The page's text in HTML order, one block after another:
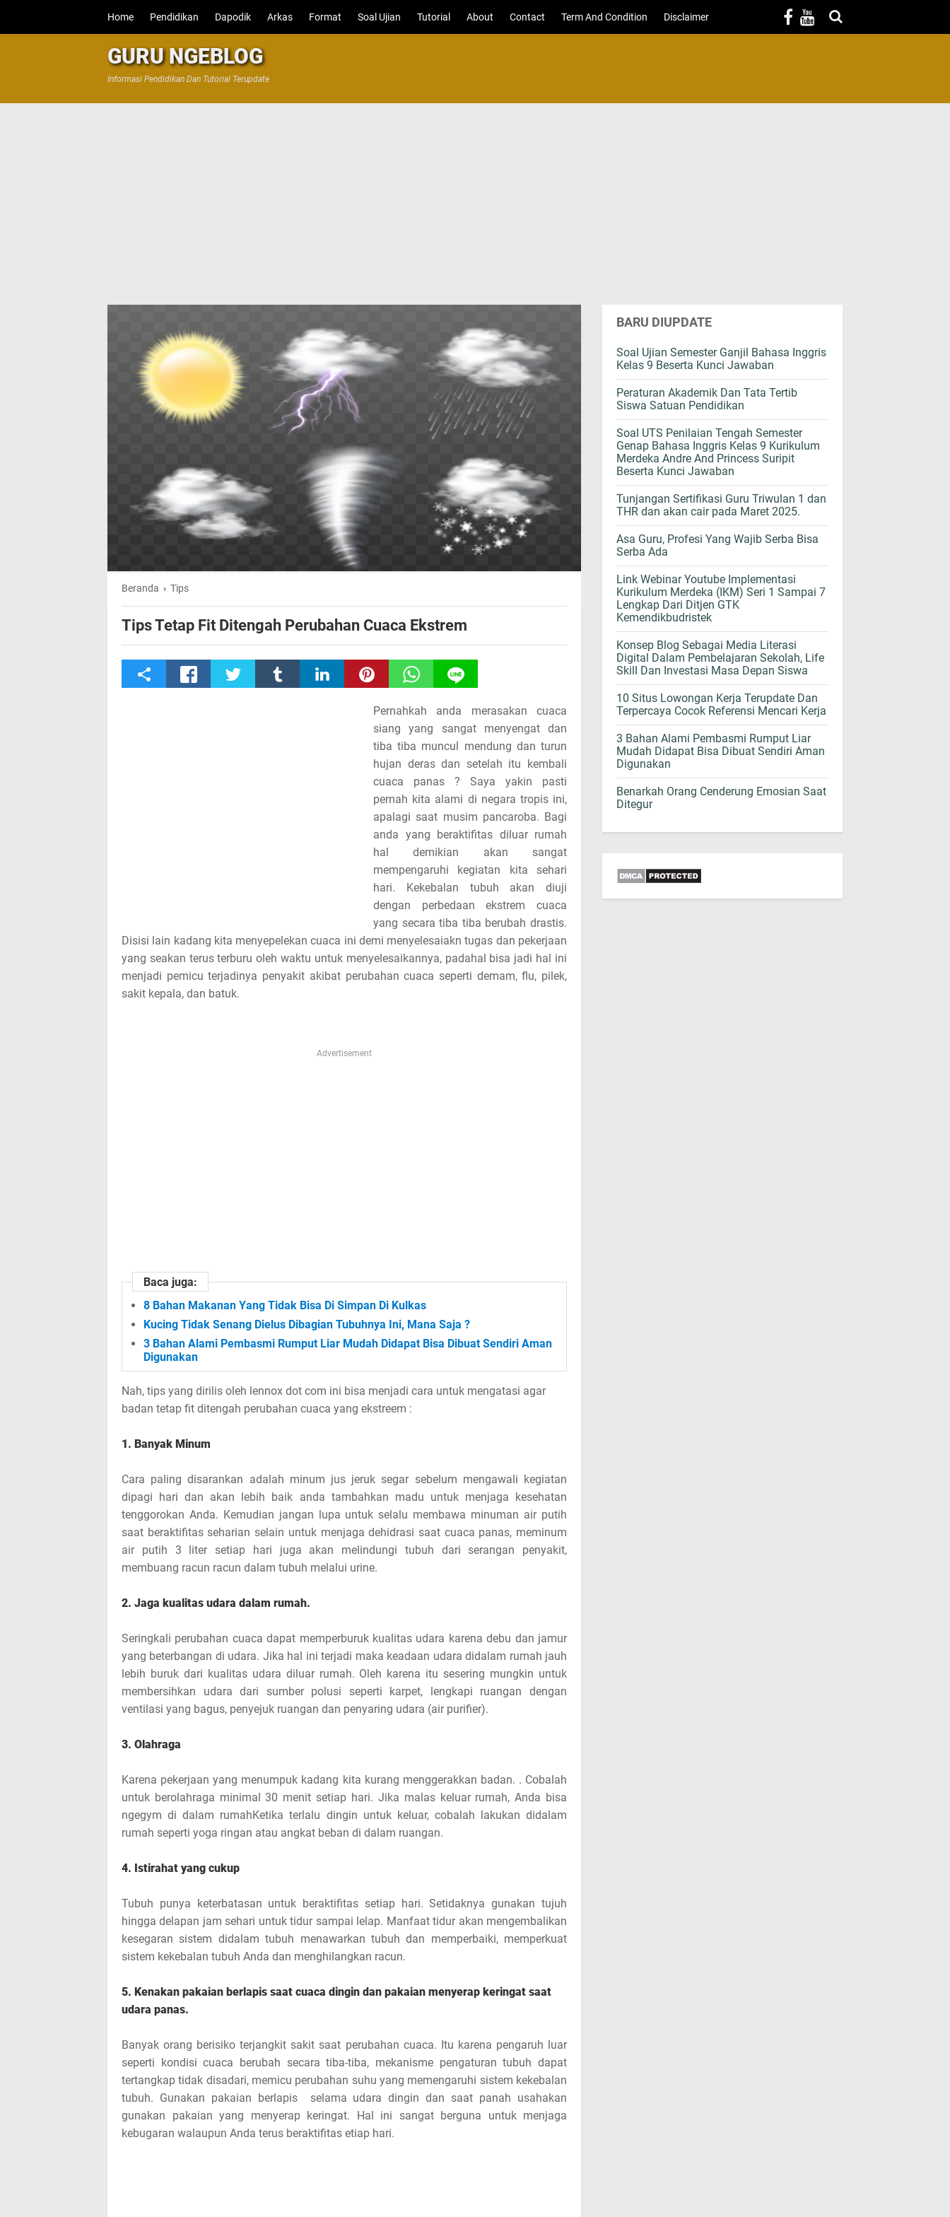
GURU NGEBLOG
Informasi Pendidikan Dan Tutorial Terupdate
Home Pendidikan Dapodik Arkas Format Soal Ujian Tutorial About Contact Term And Condition Disclaimer
Beranda › Tips
Tips Tetap Fit Ditengah Perubahan Cuaca Ekstrem
o
Pernahkah anda merasakan cuaca
siang yang sangat menyengat dan
tiba tiba muncul mendung dan turun
hujan deras dan setelah itu kembali
cuaca panas ? Saya yakin pasti
pernah kita alami di negara tropis ini,
apalagi saat musim pancaroba. Bagi
anda yang beraktifitas diluar rumah
hal demikian akan sangat
mempengaruhi kegiatan kita sehari
hari. Kekebalan tubuh akan diuji
dengan perbedaan ekstrem cuaca
yang secara tiba tiba berubah drastis.
Disisi lain kadang kita menyepelekan cuaca ini demi menyelesaiakn tugas dan pekerjaan
yang seakan terus terburu oleh waktu untuk menyelesaikannya, padahal bisa jadi hal ini
menjadi pemicu terjadinya penyakit akibat perubahan cuaca seperti demam, flu, pilek,
sakit kepala, dan batuk.
Advertisement
Baca juga:
8 Bahan Makanan Yang Tidak Bisa Di Simpan Di Kulkas
Kucing Tidak Senang Dielus Dibagian Tubuhnya Ini, Mana Saja ?
3 Bahan Alami Pembasmi Rumput Liar Mudah Didapat Bisa Dibuat Sendiri Aman
Digunakan
Nah, tips yang dirilis oleh lennox dot com ini bisa menjadi cara untuk mengatasi agar
badan tetap fit ditengah perubahan cuaca yang ekstreem :
1. Banyak Minum
Cara paling disarankan adalah minum jus jeruk segar sebelum mengawali kegiatan
dipagi hari dan akan lebih baik anda tambahkan madu untuk menjaga kesehatan
tenggorokan Anda. Kemudian jangan lupa untuk selalu membawa minuman air putih
saat beraktifitas seharian selain untuk menjaga dehidrasi saat cuaca panas, meminum
air putih 3 liter setiap hari juga akan melindungi tubuh dari serangan penyakit,
membuang racun racun dalam tubuh melalui urine.
2. Jaga kualitas udara dalam rumah.
Seringkali perubahan cuaca dapat memperburuk kualitas udara karena debu dan jamur
yang beterbangan di udara. Jika hal ini terjadi maka keadaan udara didalam rumah jauh
lebih buruk dari kualitas udara diluar rumah. Oleh karena itu sesering mungkin untuk
membersihkan udara dari sumber polusi seperti karpet, lengkapi ruangan dengan
ventilasi yang bagus, penyejuk ruangan dan penyaring udara (air purifier).
3. Olahraga
Karena pekerjaan yang menumpuk kadang kita kurang menggerakkan badan. . Cobalah
untuk berolahraga minimal 30 menit setiap hari. Jika malas keluar rumah, Anda bisa
ngegym di dalam rumahKetika terlalu dingin untuk keluar, cobalah lakukan didalam
rumah seperti yoga ringan atau angkat beban di dalam ruangan.
4. Istirahat yang cukup
Tubuh punya keterbatasan untuk beraktifitas setiap hari. Setidaknya gunakan tujuh
hingga delapan jam sehari untuk tidur sampai lelap. Manfaat tidur akan mengembalikan
kesegaran sistem didalam tubuh menawarkan tubuh dan memperbaiki, memperkuat
sistem kekebalan tubuh Anda dan menghilangkan racun.
5. Kenakan pakaian berlapis saat cuaca dingin dan pakaian menyerap keringat saat
udara panas.
Banyak orang berisiko terjangkit sakit saat perubahan cuaca. Itu karena pengaruh luar
seperti kondisi cuaca berubah secara tiba-tiba, mekanisme pengaturan tubuh dapat
tertangkap tidak disadari, memicu perubahan suhu yang memengaruhi sistem kekebalan
tubuh. Gunakan pakaian berlapis selama udara dingin dan saat panah usahakan
gunakan pakaian yang menyerap keringat. Hal ini sangat berguna untuk menjaga
kebugaran walaupun Anda terus beraktifitas etiap hari.
BARU DIUPDATE
Soal Ujian Semester Ganjil Bahasa Inggris
Kelas 9 Beserta Kunci Jawaban
Peraturan Akademik Dan Tata Tertib
Siswa Satuan Pendidikan
Soal UTS Penilaian Tengah Semester
Genap Bahasa Inggris Kelas 9 Kurikulum
Merdeka Andre And Princess Suripit
Beserta Kunci Jawaban
Tunjangan Sertifikasi Guru Triwulan 1 dan
THR dan akan cair pada Maret 2025.
Asa Guru, Profesi Yang Wajib Serba Bisa
Serba Ada
Link Webinar Youtube Implementasi
Kurikulum Merdeka (IKM) Seri 1 Sampai 7
Lengkap Dari Ditjen GTK
Kemendikbudristek
Konsep Blog Sebagai Media Literasi
Digital Dalam Pembelajaran Sekolah, Life
Skill Dan Investasi Masa Depan Siswa
10 Situs Lowongan Kerja Terupdate Dan
Terpercaya Cocok Referensi Mencari Kerja
3 Bahan Alami Pembasmi Rumput Liar
Mudah Didapat Bisa Dibuat Sendiri Aman
Digunakan
Benarkah Orang Cenderung Emosian Saat
Ditegur